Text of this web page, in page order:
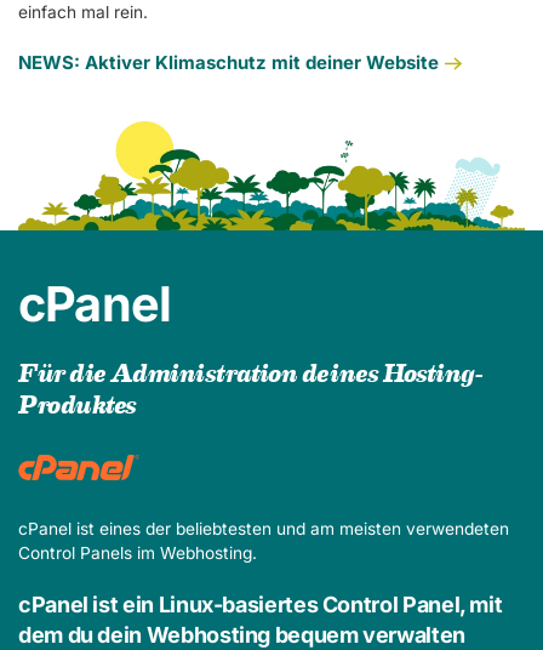
einfach mal rein.
NEWS: Aktiver Klimaschutz mit deiner Website
cPanel
Für die Administration deines Hosting-
Produktes
cPanel ist eines der beliebtesten und am meisten verwendeten
Control Panels im Webhosting.
cPanel ist ein Linux-basiertes Control Panel, mit
dem du dein Webhosting bequem verwalten